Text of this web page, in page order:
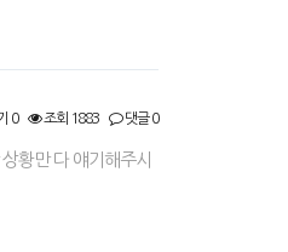
0 조회 1883 댓글 0
황만 다 얘기해주시